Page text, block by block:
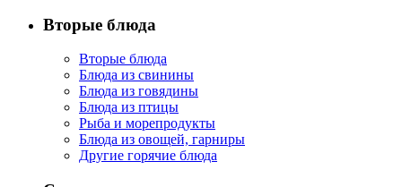
Вторые блюда
Вторые блюда
Блюда из свинины
Блюда из говядины
Блюда из птицы
Рыба и морепродукты
Блюда из овощей, гарниры
Другие горячие блюда